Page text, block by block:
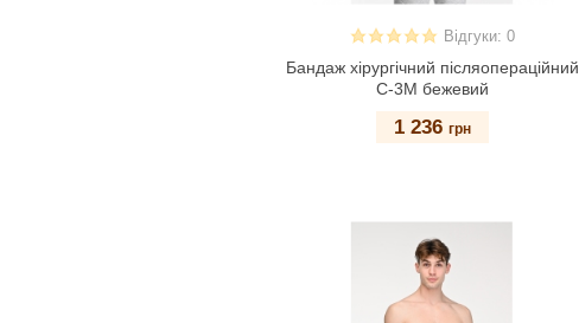
Відгуки: 0
Бандаж хірургічний післяопераційний
С-3М бежевий
1 236 грн